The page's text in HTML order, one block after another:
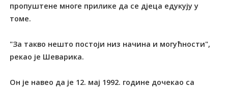
пропуштене многе прилике да се дјеца едукују у
томе.
"За такво нешто постоји низ начина и могућности",
рекао је Шеварика.
Он је навео да је 12. мај 1992. године дочекао са